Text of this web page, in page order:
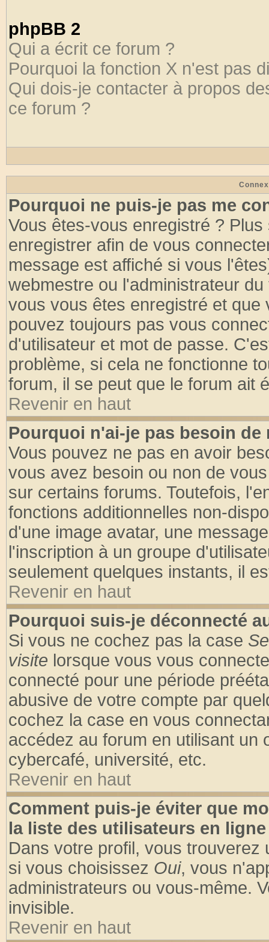
phpBB 2
Qui a écrit ce forum ?
Pourquoi la fonction X n'est pas
Qui dois-je contacter à propos
ce forum ?
Pourquoi ne puis-je pas me
Vous êtes-vous enregistré ?
enregistrer afin de vous
message est affiché si vous
webmestre ou l'administrateur
vous vous êtes enregistré et
pouvez toujours pas vous
d'utilisateur et mot de passe.
problème, si cela ne fonctionne
forum, il se peut que le forum ait
Revenir en haut
Pourquoi n'ai-je pas besoin de
Vous pouvez ne pas en avoir
vous avez besoin ou non de
sur certains forums. Toutefois,
fonctions additionnelles non-
d'une image avatar, une
l'inscription à un groupe
seulement quelques instants, il
Revenir en haut
Pourquoi suis-je déconnecté
Si vous ne cochez pas la case
visite lorsque vous vous
connecté pour une période
abusive de votre compte par
cochez la case en vous
accédez au forum en utilisant un
cybercafé, université, etc.
Revenir en haut
Comment puis-je éviter que
la liste des utilisateurs en
Dans votre profil, vous trouverez
si vous choisissez Oui, vous
administrateurs ou vous-même.
invisible.
Revenir en haut